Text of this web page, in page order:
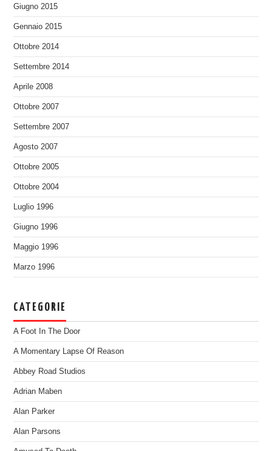
Giugno 2015
Gennaio 2015
Ottobre 2014
Settembre 2014
Aprile 2008
Ottobre 2007
Settembre 2007
Agosto 2007
Ottobre 2005
Ottobre 2004
Luglio 1996
Giugno 1996
Maggio 1996
Marzo 1996
CATEGORIE
A Foot In The Door
A Momentary Lapse Of Reason
Abbey Road Studios
Adrian Maben
Alan Parker
Alan Parsons